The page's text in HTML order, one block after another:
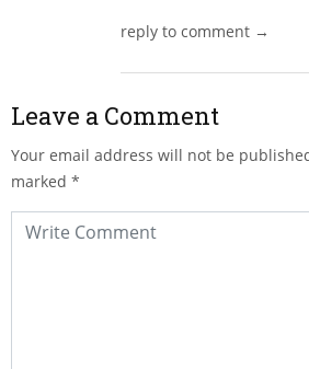
reply to comment →
Leave a Comment
Your email address will not be
marked *